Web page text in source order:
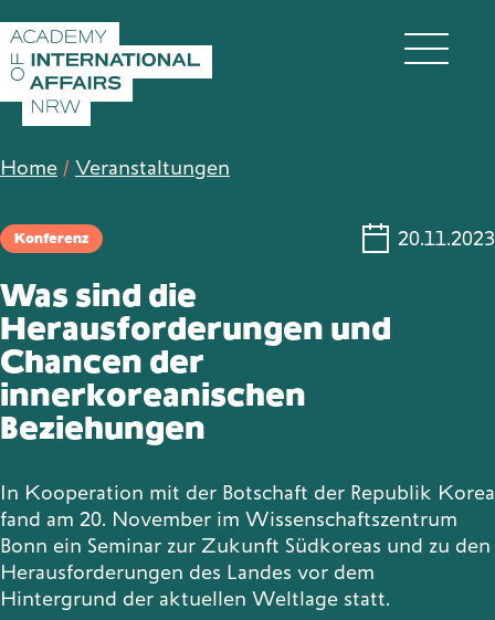
Akademie
Fellows
Publikationen
DEEN
Home/Veranstaltungen
Konferenz 20.11.2023
Was sind die
Herausforderungen und
Chancen der
innerkoreanischen
Beziehungen
In Kooperation mit der Botschaft der Republik Korea
fand am 20. November im Wissenschaftszentrum
Bonn ein Seminar zur Zukunft Südkoreas und zu den
Herausforderungen des Landes vor dem
Hintergrund der aktuellen Weltlage statt.